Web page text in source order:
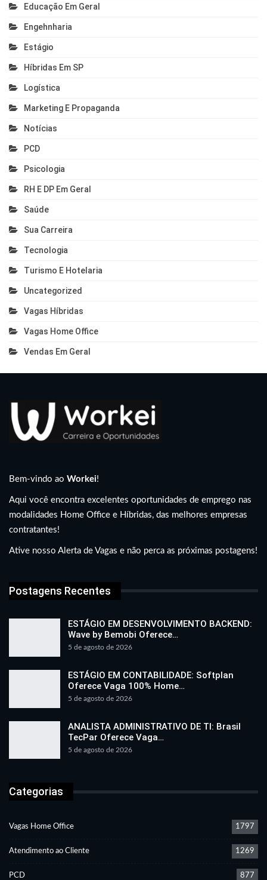
Educação Em Geral
Engehnharia
Estágio
Híbridas Em SP
Logística
Marketing E Propaganda
Notícias
PCD
Psicologia
RH E DP Em Geral
Saúde
Sua Carreira
Tecnologia
Turismo E Hotelaria
Uncategorized
Vagas Híbridas
Vagas Home Office
Vendas Em Geral
Bem-vindo ao Workei!
Aqui você encontra excelentes oportunidades de emprego nas
modalidades Home Office e Híbridas, das melhores empresas
contratantes!
Ative nosso Alerta de Vagas e não perca as próximas postagens!
Postagens Recentes
ESTÁGIO EM DESENVOLVIMENTO BACKEND:
Wave by Bemobi Oferece…
5 de agosto de 2026
ESTÁGIO EM CONTABILIDADE: Softplan
Oferece Vaga 100% Home…
5 de agosto de 2026
ANALISTA ADMINISTRATIVO DE TI: Brasil
TecPar Oferece Vaga…
5 de agosto de 2026
Categorias
Vagas Home Office 1797
Atendimento ao Cliente 1269
PCD 877